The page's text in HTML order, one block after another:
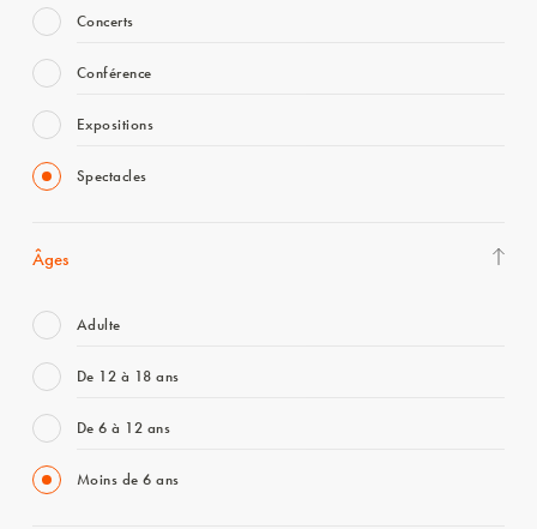
Concerts
Conférence
Expositions
Spectacles
Âges
Adulte
De 12 à 18 ans
De 6 à 12 ans
Moins de 6 ans